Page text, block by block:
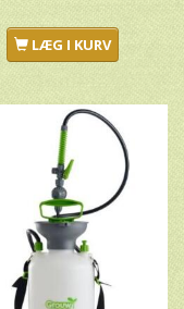
LÆG I KURV